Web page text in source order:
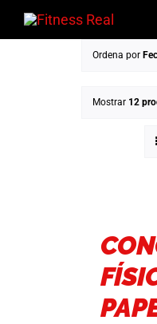
Saltar
Ordena por
Mostrar 12